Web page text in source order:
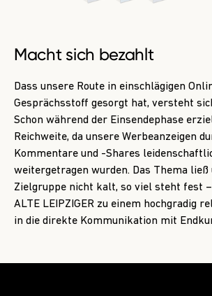
Macht sich bezahlt
Dass unsere Route in einschlägigen
Gesprächsstoff gesorgt hat, versteht
Schon während der Einsendephase
Reichweite, da unsere Werbeanzeigen
Kommentare und -Shares
weitergetragen wurden. Das Thema ließ
Zielgruppe nicht kalt, so viel steht fest
ALTE LEIPZIGER zu einem hochgradig
in die direkte Kommunikation mit